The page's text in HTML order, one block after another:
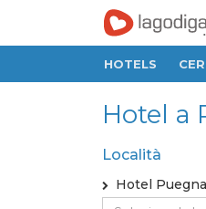
HOTELS
Hotel a
Località
Hotel